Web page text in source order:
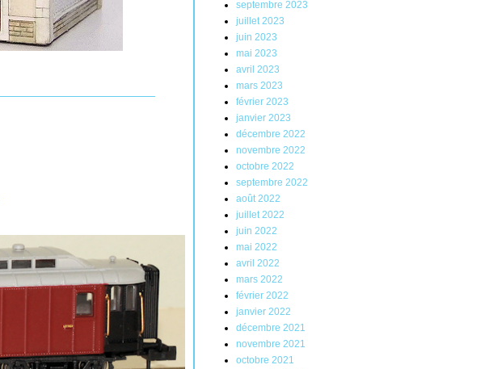
septembre 2023
juillet 2023
juin 2023
mai 2023
avril 2023
mars 2023
février 2023
janvier 2023
décembre 2022
novembre 2022
octobre 2022
septembre 2022
août 2022
juillet 2022
juin 2022
mai 2022
avril 2022
mars 2022
février 2022
janvier 2022
décembre 2021
novembre 2021
octobre 2021